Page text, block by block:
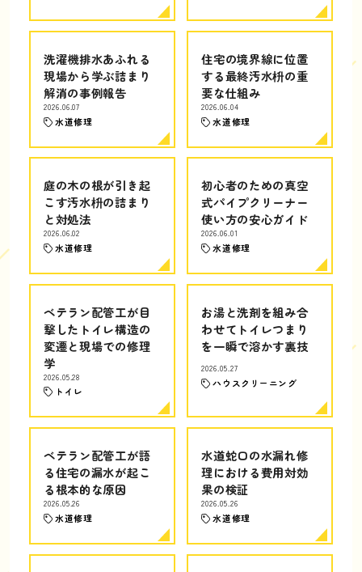
洗濯機排水あふれる
現場から学ぶ詰まり
解消の事例報告
2026.06.07
水道修理
住宅の境界線に位置
する最終汚水枡の重
要な仕組み
2026.06.04
水道修理
庭の木の根が引き起
こす汚水枡の詰まり
と対処法
2026.06.02
水道修理
初心者のための真空
式パイプクリーナー
使い方の安心ガイド
2026.06.01
水道修理
ベテラン配管工が目
撃したトイレ構造の
変遷と現場での修理
学
2026.05.28
トイレ
お湯と洗剤を組み合
わせてトイレつまり
を一瞬で溶かす裏技
2026.05.27
ハウスクリーニング
ベテラン配管工が語
る住宅の漏水が起こ
る根本的な原因
2026.05.26
水道修理
水道蛇口の水漏れ修
理における費用対効
果の検証
2026.05.26
水道修理